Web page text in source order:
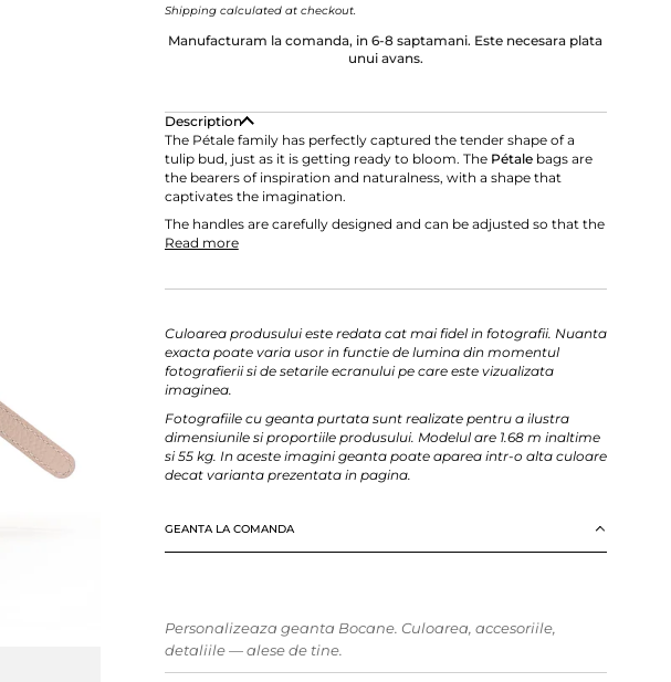
Shippingcalculated at checkout.
Manufacturam la comanda, in 6-8 saptamani. Este necesara plata
unui avans.
Description
The Pétale family has perfectly captured the tender shape of a
tulip bud, just as it is getting ready to bloom. The Pétalebags are
the bearers of inspiration and naturalness, with a shape that
captivates the imagination.
The handles are carefully designed and can be adjusted so that the
Read more
Culoarea produsului este redata cat mai fidel in fotografii. Nuanta
exacta poate varia usor in functie de lumina din momentul
fotografierii si de setarile ecranului pe care este vizualizata
imaginea.
Fotografiile cu geanta purtata sunt realizate pentru a ilustra
dimensiunile si proportiile produsului. Modelul are 1.68 m inaltime
si 55 kg. In aceste imagini geanta poate aparea intr-o alta culoare
decat varianta prezentata in pagina.
GEANTA LA COMANDA
Personalizeaza geanta Bocane. Culoarea, accesoriile,
detaliile — alese de tine.